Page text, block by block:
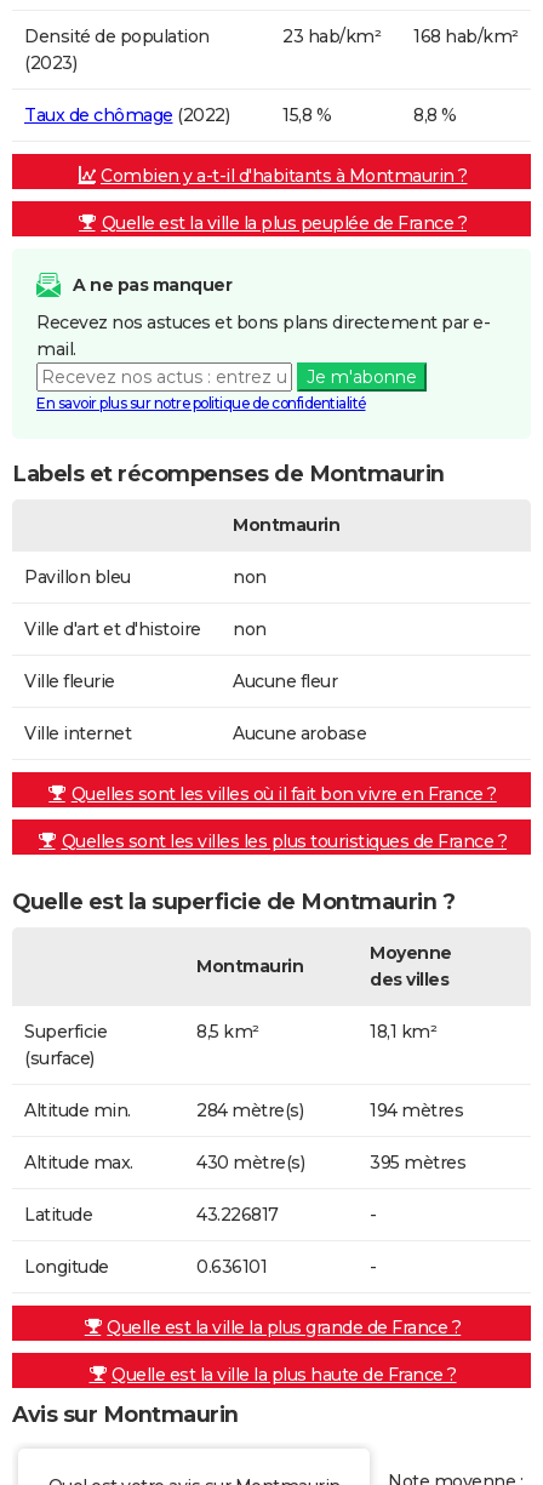
Densité de population
(2023)
23 hab/km² 168 hab/km²
Taux de chômage (2022) 15,8 % 8,8 %
Combien y a-t-il d'habitants à Montmaurin ?
Quelle est la ville la plus peuplée de France ?
A ne pas manquer
Recevez nos astuces et bons plans directement par e-
mail.
Je m'abonne
En savoir plus sur notre politique de confidentialité
Labels et récompenses de Montmaurin
Montmaurin
Pavillon bleu non
Ville d'art et d'histoire non
Ville fleurie Aucune fleur
Ville internet Aucune arobase
Quelles sont les villes où il fait bon vivre en France ?
Quelles sont les villes les plus touristiques de France ?
Quelle est la superficie de Montmaurin ?
Montmaurin
Moyenne
des villes
Superficie
(surface)
8,5 km² 18,1 km²
Altitude min. 284 mètre(s) 194 mètres
Altitude max. 430 mètre(s) 395 mètres
Latitude 43.226817 -
Longitude 0.636101 -
Quelle est la ville la plus grande de France ?
Quelle est la ville la plus haute de France ?
Avis sur Montmaurin